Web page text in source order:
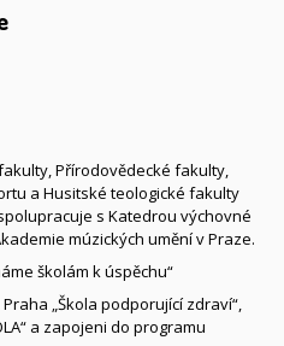
Přírodovědecké fakulty,
a Husitské teologické fakulty
s Katedrou výchovné
múzických umění v Praze.
školám k úspěchu“
„Škola podporující zdraví“,
a zapojeni do programu